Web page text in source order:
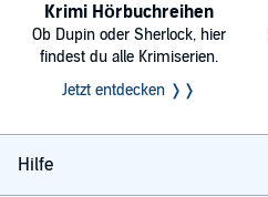
Krimi Hörbuchreihen
Ob Dupin oder Sherlock, hier
findest du alle Krimiserien.
Jetzt entdecken ❭❭
Hilfe